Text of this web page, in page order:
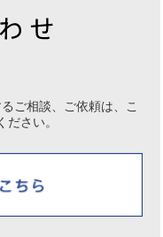
ご相談、ご依頼は、
こ
さい。